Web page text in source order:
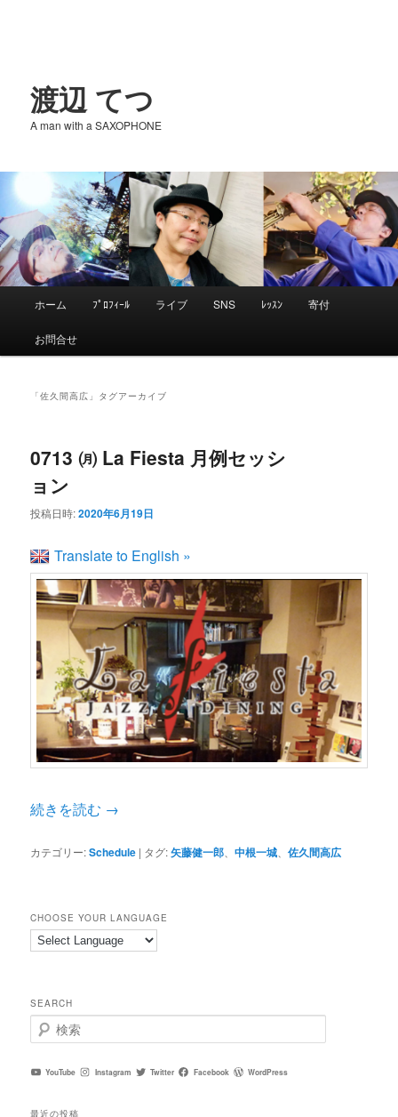
渡辺 てつ
A man with a SAXOPHONE
メ
イ
ン
コ
ン
テ
ン
ツ
へ
移
サ
ブ
コ
ン
テ
ン
ツ
へ
移
動
ホーム ﾌﾟﾛﾌｨｰﾙ ライブ SNS ﾚｯｽﾝ 寄付
お問合せ
「佐久間高広 」タグアーカイブ
0713 ㈪ La Fiesta 月例セッシ
ョン
投稿日時:2020年6月19日
Translate to English »
続きを読む →
カテゴリー:Schedule | タグ:矢藤健一郎 、中根一城 、佐久間高広
CHOOSE YOUR LANGUAGE
SEARCH
検
索
YouTube Instagram Twitter Facebook WordPress
最近の投稿